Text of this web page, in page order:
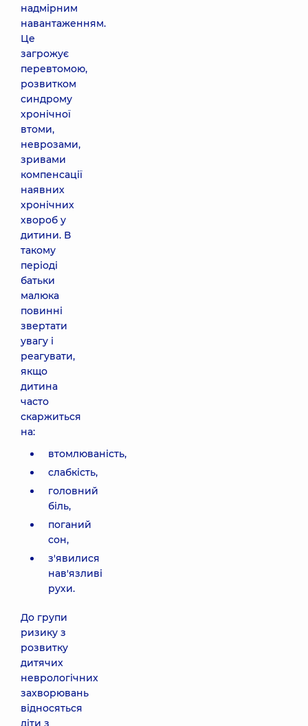
надмірним
навантаженням.
Це
загрожує
перевтомою,
розвитком
синдрому
хронічної
втоми,
неврозами,
зривами
компенсації
наявних
хронічних
хвороб у
дитини. В
такому
періоді
батьки
малюка
повинні
звертати
увагу і
реагувати,
якщо
дитина
часто
скаржиться
на:
втомлюваність,
слабкість,
головний
біль,
поганий
сон,
з'явилися
нав'язливі
рухи.
До групи
ризику з
розвитку
дитячих
неврологічних
захворювань
відносяться
діти з